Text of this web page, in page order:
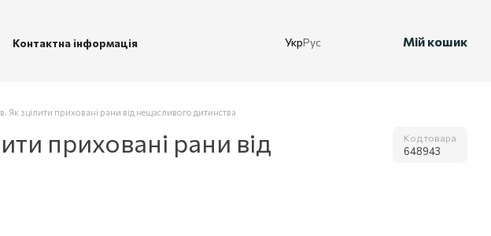
Контактна інформація
УкрРус Мій кошик
зцілити приховані рани від нещасливого дитинства
приховані рани від
Код товара
648943